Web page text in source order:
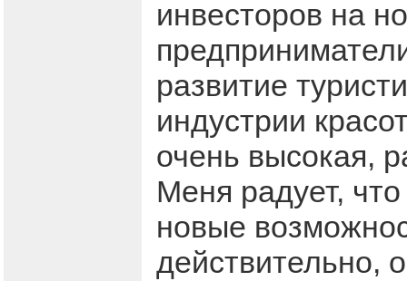
инвесторов на
развитие
индустрии
очень высокая,
Меня радует,
новые
действительно,